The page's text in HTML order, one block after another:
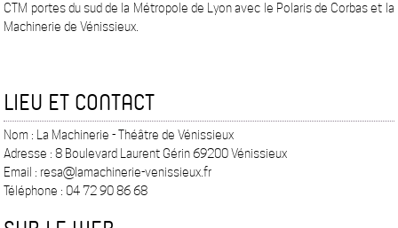
CTM portes du sud de la Métropole de Lyon avec le Polaris de Corbas et la
Machinerie de Vénissieux.
LIEU ET CONTACT
Nom : La Machinerie - Théâtre de Vénissieux
Adresse : 8 Boulevard Laurent Gérin 69200 Vénissieux
Email : resa@lamachinerie-venissieux.fr
Téléphone : 04 72 90 86 68